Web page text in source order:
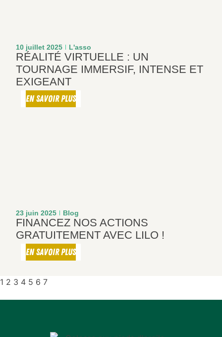
10 juillet 2025 L'asso
RÉALITÉ VIRTUELLE : UN
TOURNAGE IMMERSIF, INTENSE ET
EXIGEANT
EN SAVOIR PLUS
23 juin 2025 Blog
FINANCEZ NOS ACTIONS
GRATUITEMENT AVEC LILO !
EN SAVOIR PLUS
1 2 3 4 5 6 7